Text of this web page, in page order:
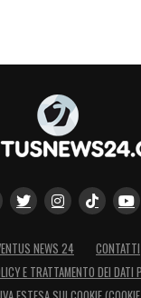
NEWS 24 CONTATTI
E TRATTAMENTO DEI DATI